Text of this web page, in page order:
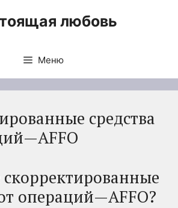
любовь
Меню
средства
скорректированные
операций—AFFO?